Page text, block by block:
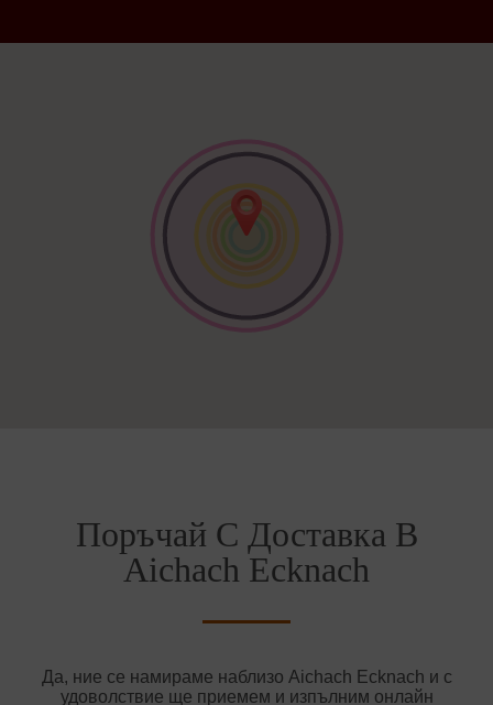
Поръчай С Доставка В
Aichach Ecknach
Да, ние се намираме наблизо Aichach Ecknach и с
удоволствие ще приемем и изпълним онлайн